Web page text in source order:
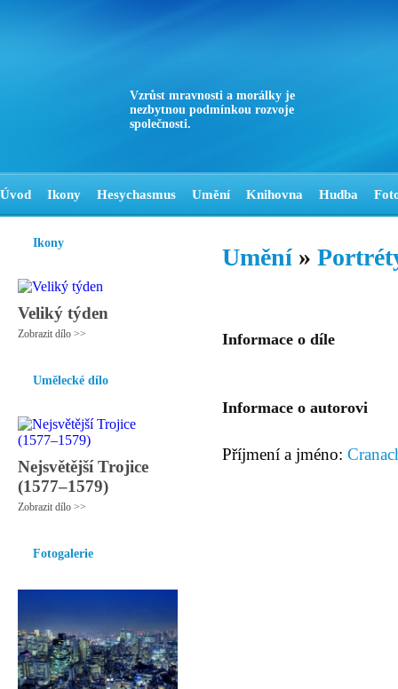
Vzrůst mravnosti a morálky je
nezbytnou podmínkou rozvoje
společnosti.
Úvod Ikony Hesychasmus Umění Knihovna Hudba
Ikony
Veliký týden
Zobrazit dílo >>
Umělecké dílo
Nejsvětější Trojice
(1577–1579)
Zobrazit dílo >>
Fotogalerie
Umění »
Informace o díle
Informace o autorovi
Příjmení a jméno: